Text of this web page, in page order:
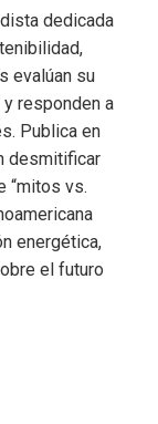
dedicada
evalúan su
responden a
Publica en
desmitificar
“mitos vs.
energética,
el futuro